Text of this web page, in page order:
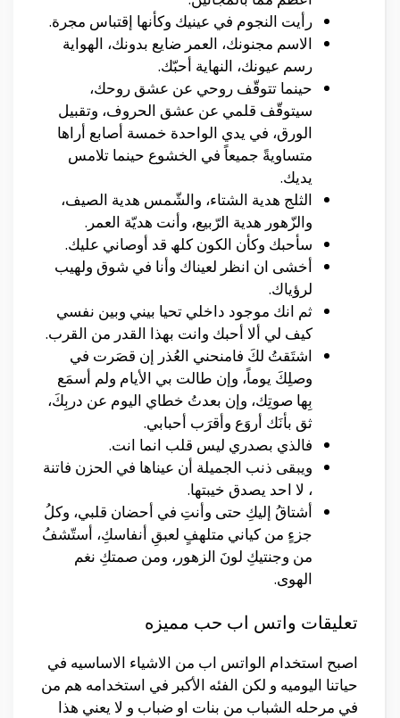
رأيت النجوم في عينيك وكأنها إقتباس مجرة.
الاسم مجنونك، العمر ضايع بدونك، الهواية
رسم عيونك، النهاية أحبّك.
حينما تتوقّف روحي عن عشق روحك،
سيتوقّف قلمي عن عشق الحروف، وتقبيل
الورق، في يدي الواحدة خمسة أصابع أراها
متساويةً جميعاً في الخشوع حينما تلامس
يديك.
الثلج هدية الشتاء، والشّمس هدية الصيف،
والزّهور هدية الرّبيع، وأنت هديّة العمر.
سأحبك وكأن الكون كلھ قد أوصاني عليك.
أخشى ان انظر لعيناك وأنا في شوق ولهيب
لرؤياك.
ثم انك موجود داخلي تحيا بيني وبين نفسي
كيف لي ألا أحبك وانت بهذا القدر من القرب.
اشتَقتُ لكَ فامنحني العُذر إن قصَرت في
وصلِكَ يوماً، وإن طالت بي الأيام ولم أسمَع
بِها صوتِك، وإن بعدتُ خطاي اليوم عن دربِكَ،
ثق بأنَك أروَع وأقرَب أحبابي.
فالذي بصدري ليس قلب انما انت.
ويبقى ذنب الجميلة أن عيناها في الحزن فاتنة
، لا احد يصدق خيبتها.
أشتاقُ إليكِ حتى وأنتِ في أحضان قلبي، وكلُ
جزءٍ من كياني متلهفٍ لعبقِ أنفاسكِ، أستّشفُ
من وجنتيكِ لونَ الزهور، ومن صمتكِ نغم
الهوى.
تعليقات واتس اب حب مميزه
اصبح استخدام الواتس اب من الاشياء الاساسيه في
حياتنا اليوميه و لكن الفئه الأكبر في استخدامه هم من
في مرحله الشباب من بنات او ضباب و لا يعني هذا